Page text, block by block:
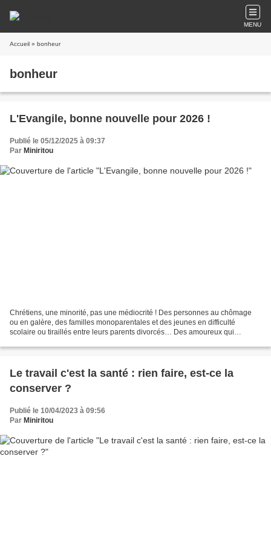
MENU
Accueil » bonheur
bonheur
L'Evangile, bonne nouvelle pour 2026 !
Publié le 05/12/2025 à 09:37
Par Miniritou
Chrétiens, une minorité, pas une médiocrité ! Des personnes au chômage
ou en galère, des familles monoparentales et des jeunes en difficulté
scolaire ou tiraillés entre leurs parents divorcés… Des amoureux qui
Le travail c'est la santé : rien faire, est-ce la
conserver ?
Publié le 10/04/2023 à 09:56
Par Miniritou